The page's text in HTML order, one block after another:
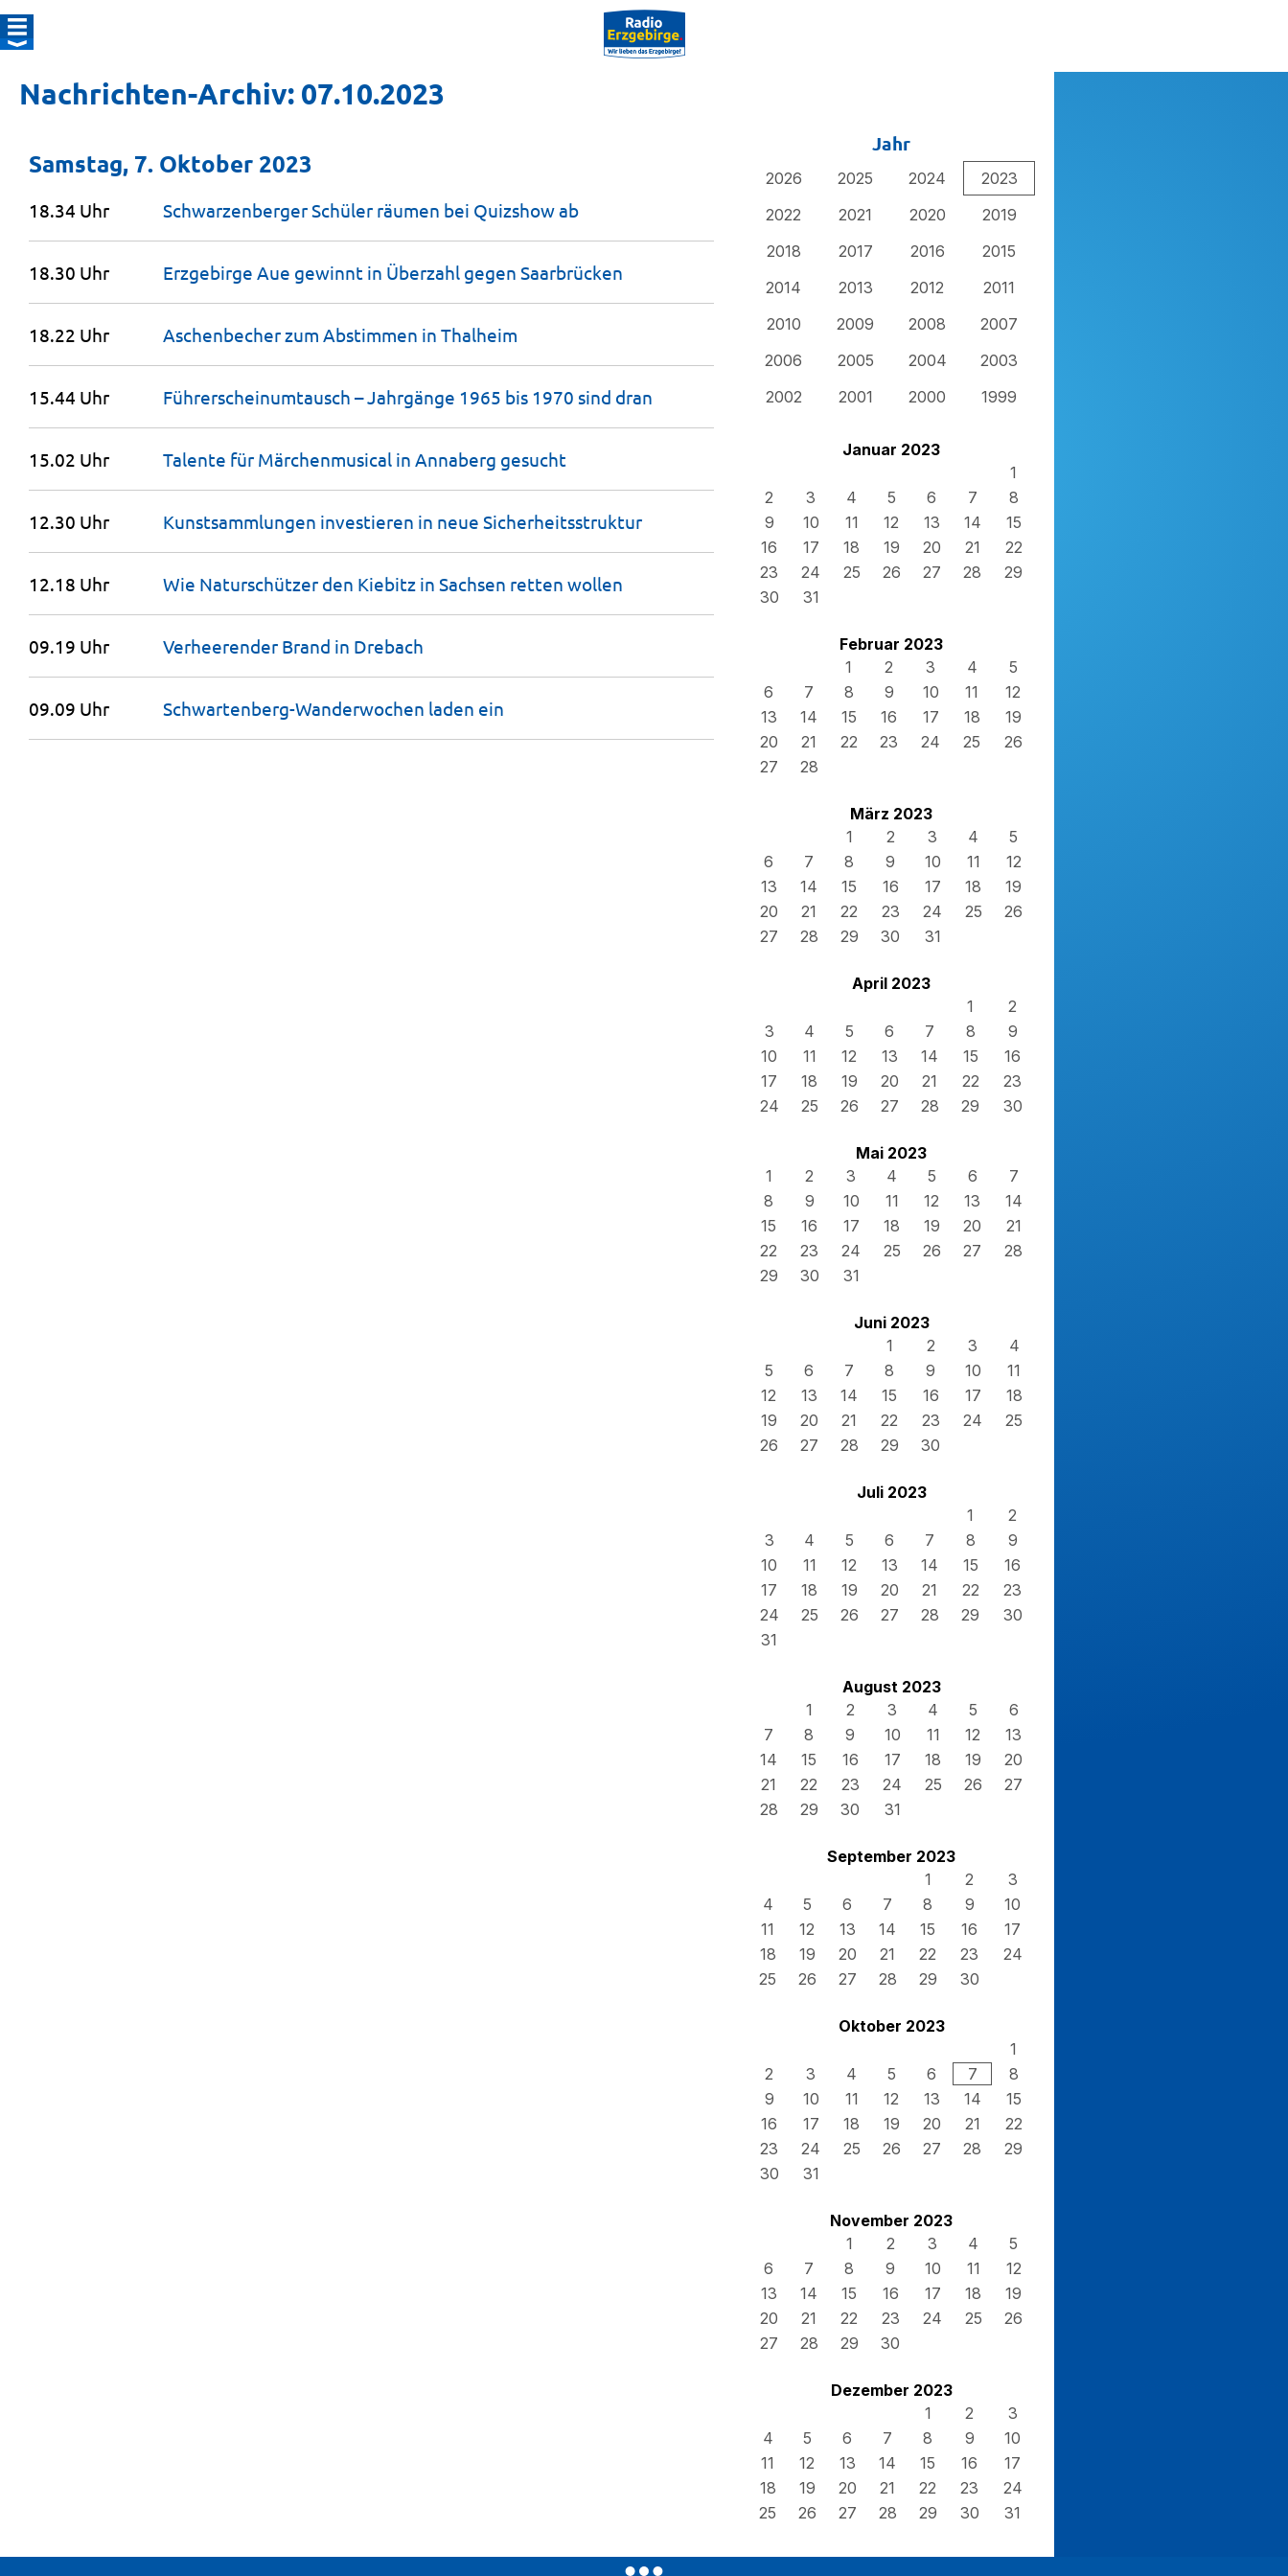
Nachrichten-Archiv: 07.10.2023
Jahr
2026 2025 2024
2023
2022
2021 2020
2019
2018
2017 2016
2015
2014
2013 2012
2011
2010
2009 2008
2007
2006
2005 2004
2003
2002
2001 2000 1999
Januar 2023
1
2
3 4 5 6 7
8
9
10 11 12 13 14
15
16
17 18 19 20 21
22
23
24 25 26 27 28
29
30
31
Februar 2023
1
2 3 4
5
6
7 8 9 10 11
12
13
14 15 16 17 18
19
20
21 22 23 24 25
26
27
28
März 2023
1
2 3 4
5
6
7 8 9 10 11
12
13
14 15 16 17 18
19
20
21 22 23 24 25
26
27
28 29 30 31
April 2023
1
2
3
4 5 6 7 8
9
10
11 12 13 14 15
16
17
18 19 20 21 22
23
24
25 26 27 28 29 30
Mai 2023
1
2 3 4 5 6
7
8
9 10 11 12 13
14
15
16 17 18 19 20
21
22
23 24 25 26 27
28
29
30 31
Juni 2023
1
2 3
4
5
6 7 8 9 10
11
12
13 14 15 16 17
18
19
20 21 22 23 24
25
26
27 28 29 30
Juli 2023
1
2
3
4 5 6 7 8
9
10
11 12 13 14 15
16
17
18 19 20 21 22
23
24
25 26 27 28 29
30
31
August 2023
1
2 3 4 5
6
7
8 9 10 11 12
13
14
15 16 17 18 19
20
21
22 23 24 25 26
27
28
29 30 31
September 2023
1
2
3
4
5 6 7 8 9
10
11
12 13 14 15 16
17
18
19 20 21 22 23
24
25
26 27 28 29 30
Oktober 2023
1
2
3 4 5 6 7
8
9
10 11 12 13 14
15
16
17 18 19 20 21
22
23
24 25 26 27 28
29
30
31
November 2023
1
2 3 4
5
6
7 8 9 10 11
12
13
14 15 16 17 18
19
20
21 22 23 24 25
26
27
28 29 30
Dezember 2023
1
2
3
4
5 6 7 8 9
10
11
12 13 14 15 16
17
18
19 20 21 22 23
24
25
26 27 28 29 30 31
Samstag, 7. Oktober 2023
18.34 Uhr Schwarzenberger Schüler räumen bei Quizshowab
18.30 Uhr Erzgebirge Aue gewinnt in Überzahl gegen Saarbrücken
18.22 Uhr Aschenbecher zum Abstimmen in Thalheim
15.44 Uhr Führerscheinumtausch – Jahrgänge 1965 bis 1970 sind dran
15.02 Uhr Talente für Märchenmusical in Annaberg gesucht
12.30 Uhr Kunstsammlungen investieren in neue Sicherheitsstruktur
12.18 Uhr Wie Naturschützer den Kiebitz in Sachsen retten wollen
09.19 Uhr Verheerender Brand in Drebach
09.09 Uhr Schwartenberg-Wanderwochen laden ein